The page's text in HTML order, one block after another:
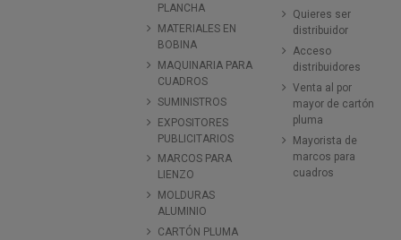
PLANCHA
MATERIALES EN
BOBINA
MAQUINARIA PARA
CUADROS
SUMINISTROS
EXPOSITORES
PUBLICITARIOS
MARCOS PARA
LIENZO
MOLDURAS
ALUMINIO
CARTÓN PLUMA
Quieres ser
distribuidor
Acceso
distribuidores
Venta al por
mayor de cartón
pluma
Mayorista de
marcos para
cuadros